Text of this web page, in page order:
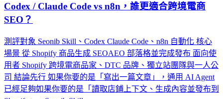
Codex / Claude Code vs n8n，誰更適合跨境電商
SEO？
測評對象 Seonib Skill、Codex Claude Code、n8n 自動化 核心
場景 從 Shopify 商品生成 SEOAEO 部落格並完成發布 面向使
用者 Shopify 跨境電商品家、DTC 品牌、獨立站團隊與一人公
司 結論先行 如果你要的是「寫出一篇文章」，通用 AI Agent
已經足夠如果你要的是「讀取店鋪上下文、生成內容並發布到